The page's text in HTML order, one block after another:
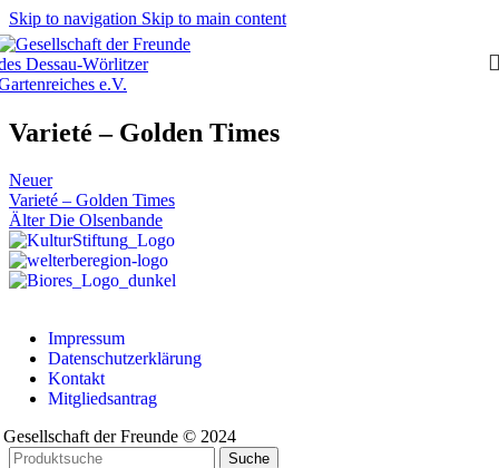
Skip to navigation Skip to main content
Varieté – Golden Times
Neuer
Varieté – Golden Times
Älter Die Olsenbande
Impressum
Datenschutzerklärung
Kontakt
Mitgliedsantrag
Gesellschaft der Freunde © 2024
Suche